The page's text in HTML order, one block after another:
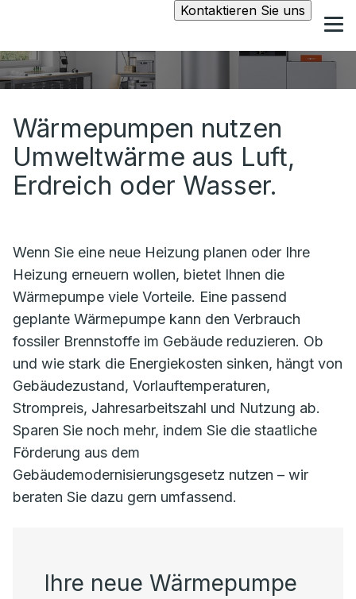
Kontaktieren Sie uns
Wärmepumpen nutzen
Umweltwärme aus Luft,
Erdreich oder Wasser.
Wenn Sie eine neue Heizung planen oder Ihre
Heizung erneuern wollen, bietet Ihnen die
Wärmepumpe viele Vorteile. Eine passend
geplante Wärmepumpe kann den Verbrauch
fossiler Brennstoffe im Gebäude reduzieren. Ob
und wie stark die Energiekosten sinken, hängt von
Gebäudezustand, Vorlauftemperaturen,
Strompreis, Jahresarbeitszahl und Nutzung ab.
Sparen Sie noch mehr, indem Sie die staatliche
Förderung aus dem
Gebäudemodernisierungsgesetz nutzen – wir
beraten Sie dazu gern umfassend.
Ihre neue Wärmepumpe